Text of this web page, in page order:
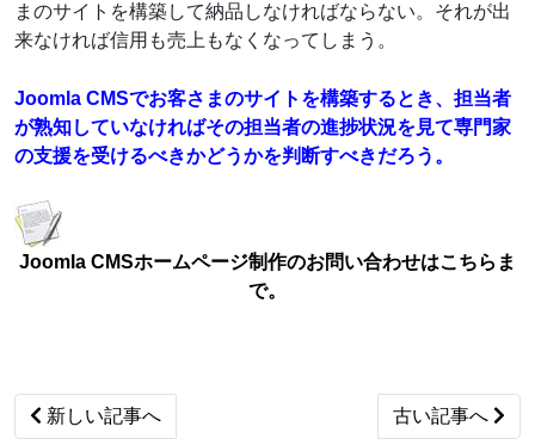
まのサイトを構築して納品しなければならない。それが出
来なければ信用も売上もなくなってしまう。
Joomla CMSでお客さまのサイトを構築するとき、担当者
が熟知していなければその担当者の進捗状況を見て専門家
の支援を受けるべきかどうかを判断すべきだろう。
Joomla CMSホームページ制作のお問い合わせはこちらま
で。
Previous article: MySQL4から5に移行するのは大変！さく
新しい記事へ Next article:
古い記事へ